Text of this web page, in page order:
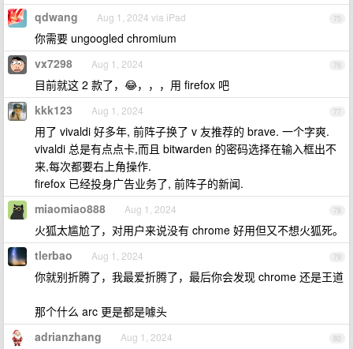
75
qdwang Aug 1, 2024 via iPad
你需要 ungoogled chromium
76
vx7298 Aug 1, 2024
目前就这 2 款了，😂，，，用 firefox 吧
77
kkk123 Aug 1, 2024
用了 vivaldi 好多年, 前阵子换了 v 友推荐的 brave. 一个字爽.
vivaldi 总是有点点卡,而且 bitwarden 的密码选择在输入框出不
来,每次都要右上角操作.
firefox 已经投身广告业务了, 前阵子的新闻.
78
miaomiao888 Aug 1, 2024
火狐太尴尬了，对用户来说没有 chrome 好用但又不想火狐死。
79
tlerbao Aug 1, 2024
你就别折腾了，我最爱折腾了，最后你会发现 chrome 还是王道
那个什么 arc 更是都是噱头
80
adrianzhang Aug 1, 2024